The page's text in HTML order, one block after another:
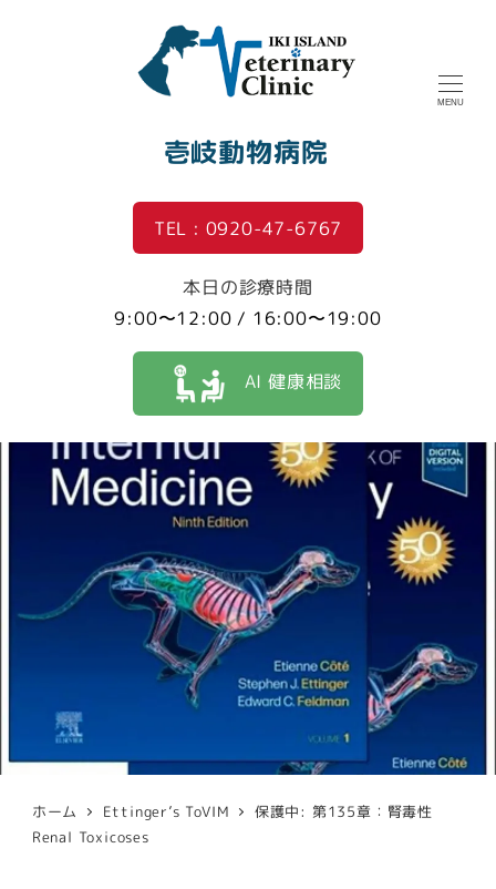
壱岐動物病院
MENU
TEL : 0920-47-6767
本日の診療時間
9:00〜12:00 / 16:00〜19:00
AI 健康相談
ホーム Ettinger’s ToVIM
保護中: 第135章：腎毒性
Renal Toxicoses